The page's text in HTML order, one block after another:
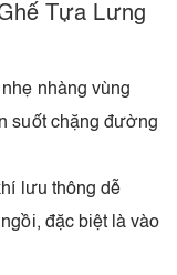
Tựa Lưng
nhàng vùng
suốt chặng đường
lưu thông dễ
đặc biệt là vào